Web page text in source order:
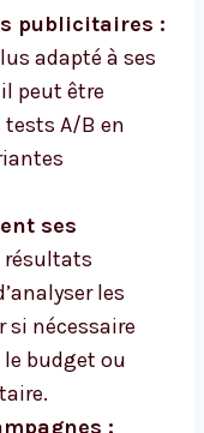
publicitaires :
adapté à ses
peut être
tests A/B en
ses
résultats
les
si nécessaire
budget ou
: